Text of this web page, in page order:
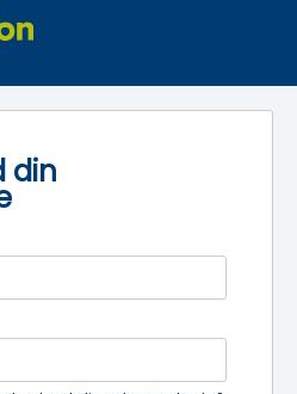
din